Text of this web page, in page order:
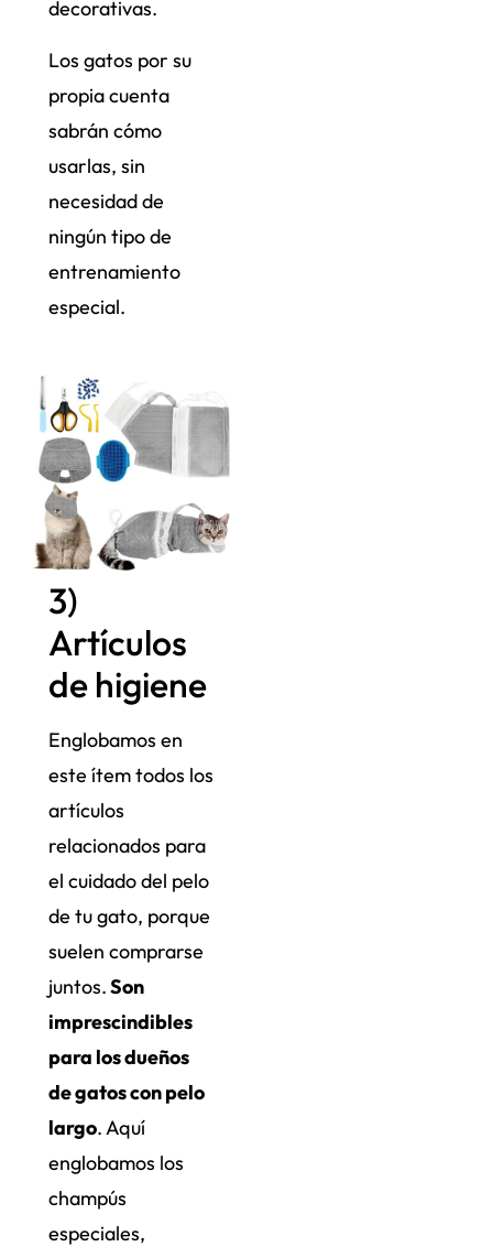
decorativas.
Los gatos por su
propia cuenta
sabrán cómo
usarlas, sin
necesidad de
ningún tipo de
entrenamiento
especial.
3)
Artículos
de higiene
Englobamos en
este ítem todos los
artículos
relacionados para
el cuidado del pelo
de tu gato, porque
suelen comprarse
juntos.Son
imprescindibles
para los dueños
de gatos con pelo
largo. Aquí
englobamos los
champús
especiales,